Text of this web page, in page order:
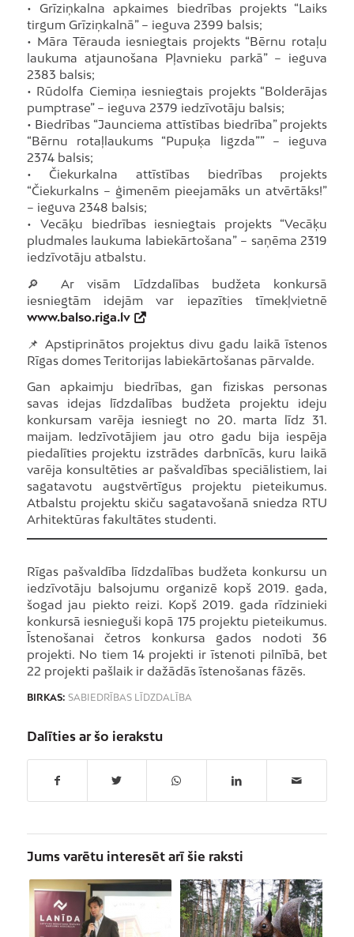
• Grīziņkalna apkaimes biedrības projekts “Laiks
tirgum Grīziņkalnā” – ieguva 2399 balsis;
• Māra Tērauda iesniegtais projekts “Bērnu rotaļu
laukuma atjaunošana Pļavnieku parkā” – ieguva
2383 balsis;
• Rūdolfa Ciemiņa iesniegtais projekts “Bolderājas
pumptrase” – ieguva 2379 iedzīvotāju balsis;
• Biedrības “Jaunciema attīstības biedrība” projekts
“Bērnu rotaļlaukums “Pupuķa ligzda”” – ieguva
2374 balsis;
• Čiekurkalna attīstības biedrības projekts
“Čiekurkalns – ģimenēm pieejamāks un atvērtāks!”
– ieguva 2348 balsis;
• Vecāķu biedrības iesniegtais projekts “Vecāķu
pludmales laukuma labiekārtošana” – saņēma 2319
iedzīvotāju atbalstu.
🔎 Ar visām Līdzdalības budžeta konkursā
iesniegtām idejām var iepazīties tīmekļvietnē
www.balso.riga.lv
📌 Apstiprinātos projektus divu gadu laikā īstenos
Rīgas domes Teritorijas labiekārtošanas pārvalde.
Gan apkaimju biedrības, gan fiziskas personas
savas idejas līdzdalības budžeta projektu ideju
konkursam varēja iesniegt no 20. marta līdz 31.
maijam. Iedzīvotājiem jau otro gadu bija iespēja
piedalīties projektu izstrādes darbnīcās, kuru laikā
varēja konsultēties ar pašvaldības speciālistiem, lai
sagatavotu augstvērtīgus projektu pieteikumus.
Atbalstu projektu skiču sagatavošanā sniedza RTU
Arhitektūras fakultātes studenti.
Rīgas pašvaldība līdzdalības budžeta konkursu un
iedzīvotāju balsojumu organizē kopš 2019. gada,
šogad jau piekto reizi. Kopš 2019. gada rīdzinieki
konkursā iesnieguši kopā 175 projektu pieteikumus.
Īstenošanai četros konkursa gados nodoti 36
projekti. No tiem 14 projekti ir īstenoti pilnībā, bet
22 projekti pašlaik ir dažādās īstenošanas fāzēs.
BIRKAS: SABIEDRĪBAS LĪDZDALĪBA
Dalīties ar šo ierakstu
Jums varētu interesēt arī šie raksti